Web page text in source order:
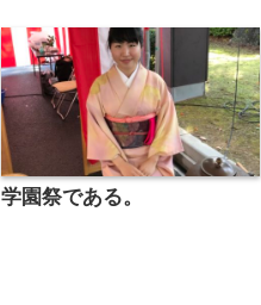
学園祭である。